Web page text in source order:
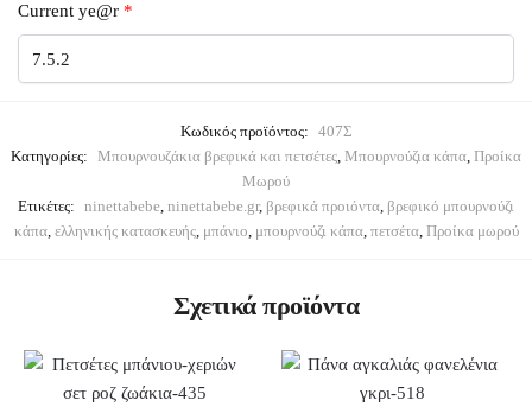
Current ye@r *
Κωδικός προϊόντος: 407Σ
Κατηγορίες: Μπουρνουζάκια βρεφικά και πετσέτες Μπουρνούζια κάπα Προίκα
Μωρού
Ετικέτες: ninettabebe ninettabebe.gr, βρεφικά προιόντα βρεφικό μπουρνούζι
κάπα, ελληνικής κατασκευής, μπάνιο μπουρνούζι κάπα, πετσέτα, Προίκα μωρού
Σχετικά προϊόντα